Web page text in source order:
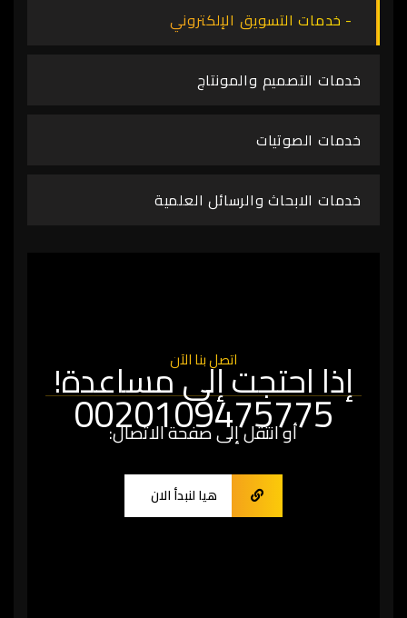
خدمات التسويق الإلكتروني
خدمات التصميم والمونتاج
خدمات الصوتيات
خدمات الابحاث والرسائل العلمية
اتصل بنا الآن
إذا احتجت إلى مساعدة!
0020109475775
أو انتقل إلى صفحة الاتصال:
هيا لنبدأ الان